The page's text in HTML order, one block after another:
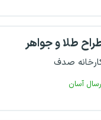
طلا و جواهر
صدف
آسان